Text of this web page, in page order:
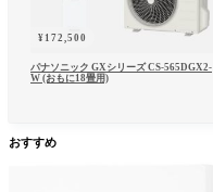
¥ 172,500
パナソニック GXシリーズ CS-565DGX2-
W (おもに18畳用)
おすすめ